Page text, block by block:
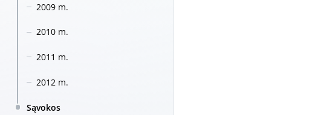
2009 m.
2010 m.
2011 m.
2012 m.
Sąvokos